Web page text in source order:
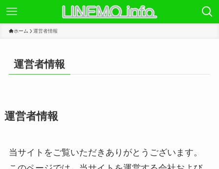
ホーム 運営者情報
運営者情報
運営者情報
当サイトをご覧いただきありがとうございます。